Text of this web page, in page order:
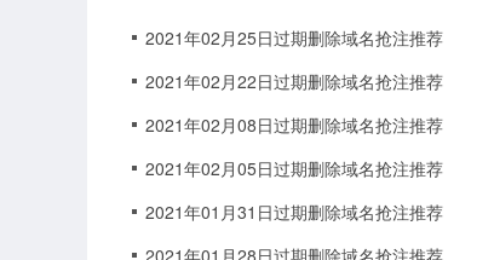
2021年02月25日过期删除域名抢注推荐
2021年02月22日过期删除域名抢注推荐
2021年02月08日过期删除域名抢注推荐
2021年02月05日过期删除域名抢注推荐
2021年01月31日过期删除域名抢注推荐
2021年01月28日过期删除域名抢注推荐